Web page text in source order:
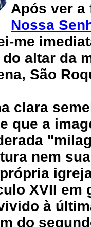
Após ver a
Nossa
me
altar da
São
clara
que a
nem
XVII em
à
do